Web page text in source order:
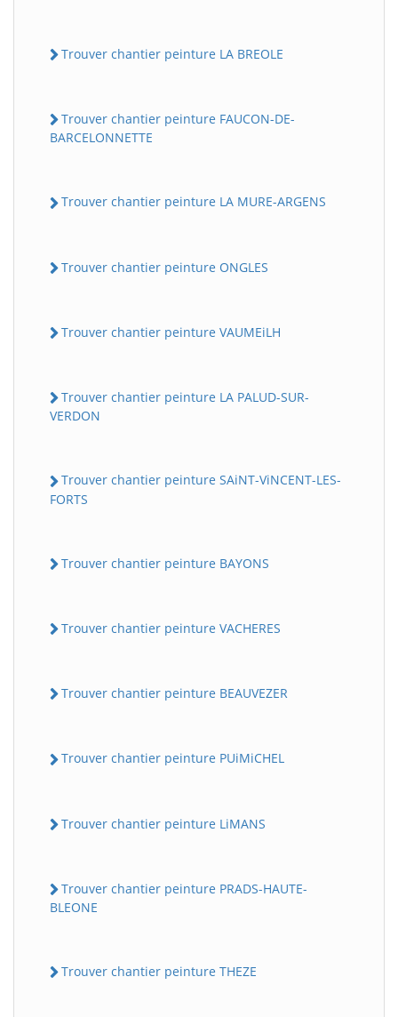
Trouver chantier peinture LA BREOLE
Trouver chantier peinture FAUCON-DE-
BARCELONNETTE
Trouver chantier peinture LA MURE-ARGENS
Trouver chantier peinture ONGLES
Trouver chantier peinture VAUMEiLH
Trouver chantier peinture LA PALUD-SUR-
VERDON
Trouver chantier peinture SAiNT-ViNCENT-LES-
FORTS
Trouver chantier peinture BAYONS
Trouver chantier peinture VACHERES
Trouver chantier peinture BEAUVEZER
Trouver chantier peinture PUiMiCHEL
Trouver chantier peinture LiMANS
Trouver chantier peinture PRADS-HAUTE-
BLEONE
Trouver chantier peinture THEZE